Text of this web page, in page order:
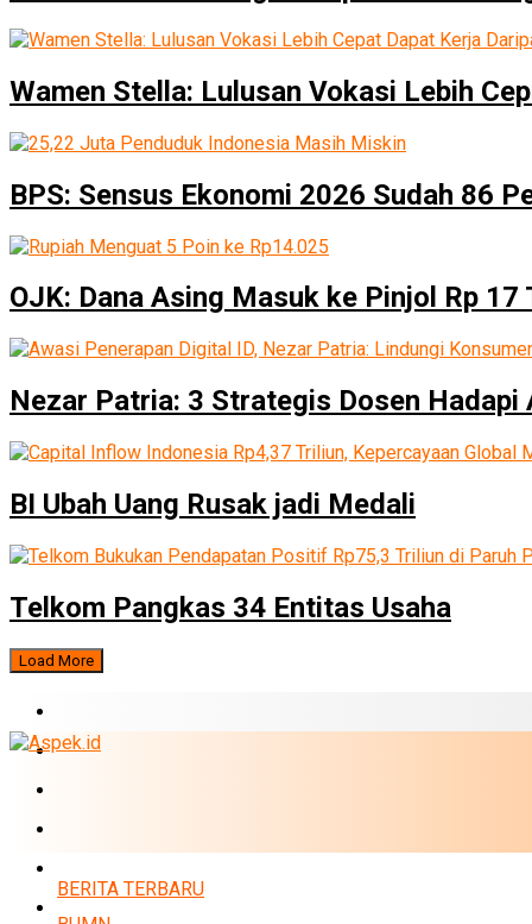
Wamen Stella: Lulusan Vokasi Lebih
BPS: Sensus Ekonomi 2026 Sudah 86
OJK: Dana Asing Masuk ke Pinjol Rp 17
Nezar Patria: 3 Strategis Dosen Hadapi
BI Ubah Uang Rusak jadi Medali
Telkom Pangkas 34 Entitas Usaha
Load More
BUMN
BERITA TERBARU